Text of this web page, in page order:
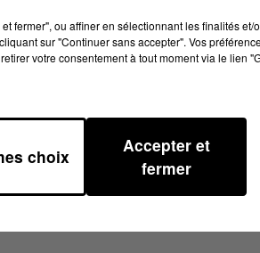
fermer", ou affiner en sélectionnant les finalités et/
sur "Continuer sans accepter". Vos
votre consentement à tout moment via le lien
choix
Accepter et
fermer